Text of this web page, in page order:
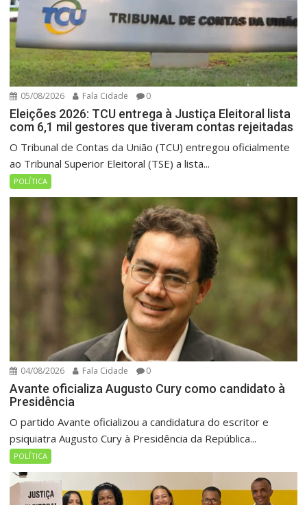
05/08/2026 Fala Cidade 0
Eleições 2026: TCU entrega à Justiça Eleitoral lista
com 6,1 mil gestores que tiveram contas rejeitadas
O Tribunal de Contas da União (TCU) entregou oficialmente
ao Tribunal Superior Eleitoral (TSE) a lista...
POLÍTICA
04/08/2026 Fala Cidade 0
Avante oficializa Augusto Cury como candidato à
Presidência
O partido Avante oficializou a candidatura do escritor e
psiquiatra Augusto Cury à Presidência da República...
POLÍTICA